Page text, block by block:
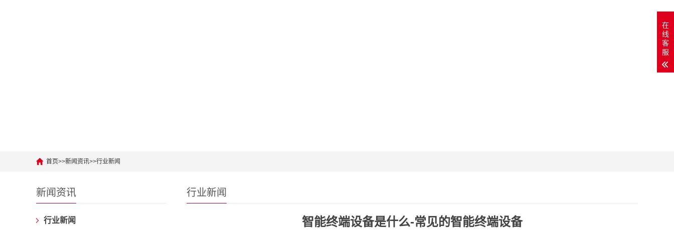
首页>>新闻资讯>>行业新闻
新闻资讯
行业新闻
行业新闻
智能终端设备是什么-常见的智能终端设备
在
线
客
服